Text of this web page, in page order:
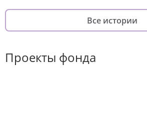
Все истории
Проекты фонда